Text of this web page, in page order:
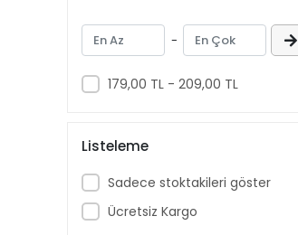
-
179,00 TL - 209,00 TL
Listeleme
Sadece stoktakileri göster
Ücretsiz Kargo